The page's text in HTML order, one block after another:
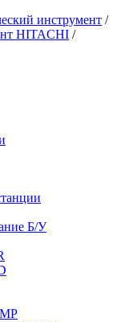
инструмент /
HITACHI /
Б/У